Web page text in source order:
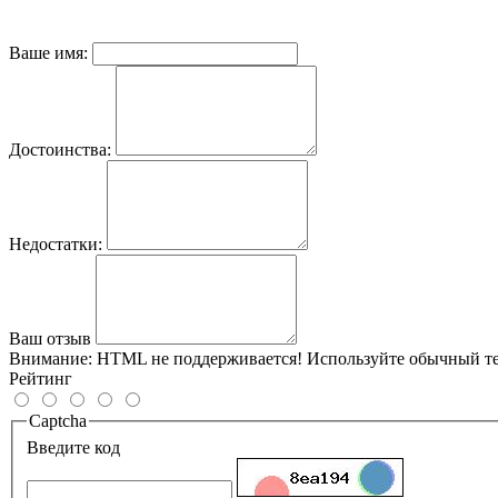
Ваше имя:
Достоинства:
Недостатки:
Ваш отзыв
Внимание: HTML не поддерживается! Используйте обычный
Рейтинг
Captcha
Введите код